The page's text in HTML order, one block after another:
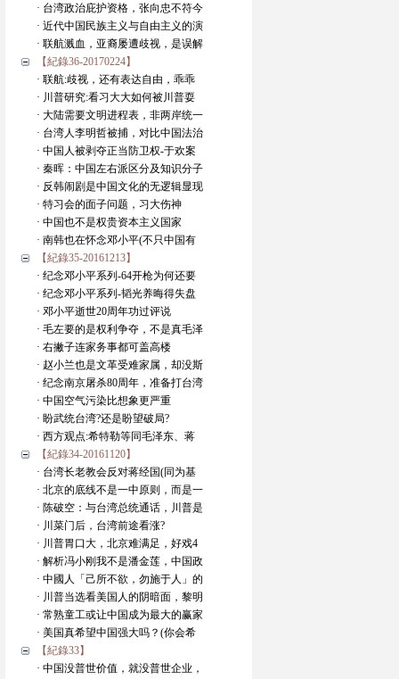
· 台湾政治庇护资格，张向忠不符今
· 近代中国民族主义与自由主义的演
· 联航溅血，亚裔屡遭歧视，是误解
【紀錄36-20170224】
· 联航:歧视，还有表达自由，乖乖
· 川普研究:看习大大如何被川普耍
· 大陆需要文明进程表，非两岸统一
· 台湾人李明哲被捕，对比中国法治
· 中国人被剥夺正当防卫权-于欢案
· 秦晖：中国左右派区分及知识分子
· 反韩闹剧是中国文化的无逻辑显现
· 特习会的面子问题，习大伤神
· 中国也不是权贵资本主义国家
· 南韩也在怀念邓小平(不只中国有
【紀錄35-20161213】
· 纪念邓小平系列-64开枪为何还要
· 纪念邓小平系列-韬光养晦得失盘
· 邓小平逝世20周年功过评说
· 毛左要的是权利争夺，不是真毛泽
· 右撇子连家务事都可盖高楼
· 赵小兰也是文革受难家属，却没斯
· 纪念南京屠杀80周年，准备打台湾
· 中国空气污染比想象更严重
· 盼武统台湾?还是盼望破局?
· 西方观点:希特勒等同毛泽东、蒋
【紀錄34-20161120】
· 台湾长老教会反对蒋经国(同为基
· 北京的底线不是一中原则，而是一
· 陈破空：与台湾总统通话，川普是
· 川菜门后，台湾前途看涨?
· 川普胃口大，北京难满足，好戏4
· 解析冯小刚我不是潘金莲，中国政
· 中國人「己所不欲，勿施于人」的
· 川普当选看美国人的阴暗面，黎明
· 常熟童工或让中国成为最大的赢家
· 美国真希望中国强大吗？(你会希
【紀錄33】
· 中国没普世价值，就没普世企业，